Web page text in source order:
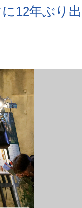
12年ぶり